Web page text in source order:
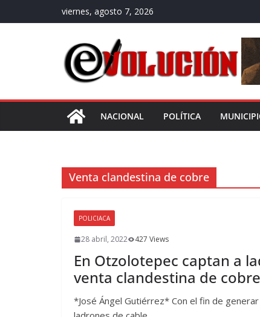
al
viernes, agosto 7, 2026
NACIONAL POLÍTICA
Venta clandestina de cobre
POLICIACA
28 abril, 2022 427 Views
En Otzolotepec captan a
venta clandestina de cobre
*José Ángel Gutiérrez* Con el fin de